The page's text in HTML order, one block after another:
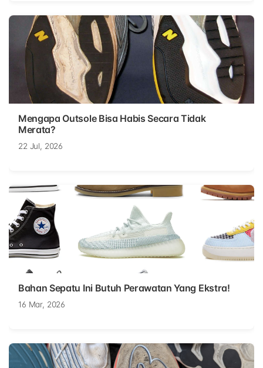
Mengapa Outsole Bisa Habis Secara Tidak
Merata?
22 Jul, 2026
Bahan Sepatu Ini Butuh Perawatan Yang Ekstra!
16 Mar, 2026